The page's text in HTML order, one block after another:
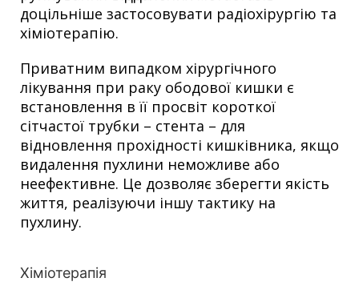
доцільніше застосовувати радіохірургію та
хіміотерапію.
Приватним випадком хірургічного
лікування при раку ободової кишки є
встановлення в її просвіт короткої
сітчастої трубки – стента – для
відновлення прохідності кишківника, якщо
видалення пухлини неможливе або
неефективне. Це дозволяє зберегти якість
життя, реалізуючи іншу тактику на
пухлину.
Хіміотерапія